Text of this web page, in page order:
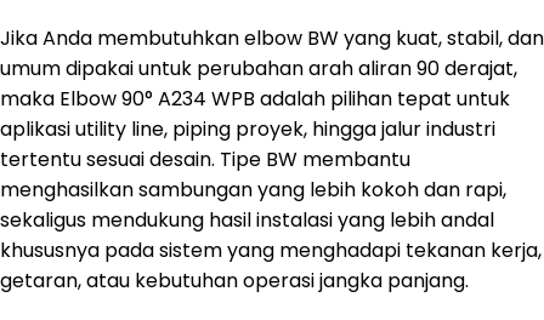
Jika Anda membutuhkan elbow BW yang kuat, stabil, dan
umum dipakai untuk perubahan arah aliran 90 derajat,
maka Elbow 90° A234 WPB adalah pilihan tepat untuk
aplikasi utility line, piping proyek, hingga jalur industri
tertentu sesuai desain. Tipe BW membantu
menghasilkan sambungan yang lebih kokoh dan rapi,
sekaligus mendukung hasil instalasi yang lebih andal
khususnya pada sistem yang menghadapi tekanan kerja,
getaran, atau kebutuhan operasi jangka panjang.